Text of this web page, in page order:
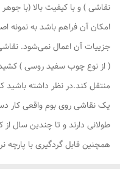
نقاشی ) و با کیفیت بالا (با
امکان آن فراهم باشد به نمونه
جزییات آن اعمال نمی‌شود.
( از نوع چوب سفید روسی )
منتقل کند.در نظر داشته
یک نقاشی روی بوم واقعی کار
طولانی دارند و تا چندین سال
همچنین قابل گردگیری با پارچه